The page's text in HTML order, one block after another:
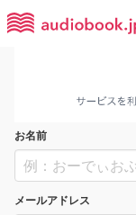
お名前
メールアドレス